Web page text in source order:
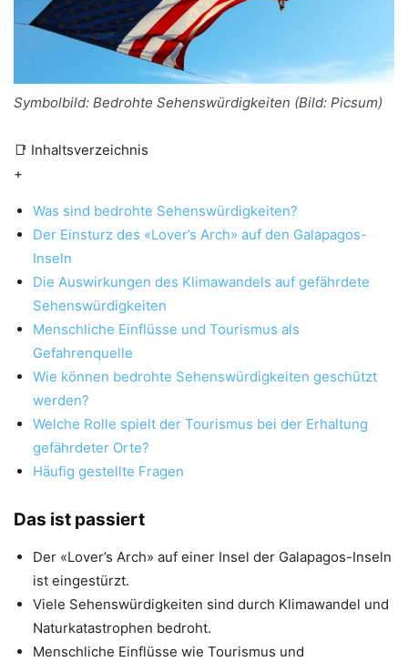
Symbolbild: Bedrohte Sehenswürdigkeiten (Bild: Picsum)
📑 Inhaltsverzeichnis
+
Was sind bedrohte Sehenswürdigkeiten?
Der Einsturz des «Lover’s Arch» auf den Galapagos-
Inseln
Die Auswirkungen des Klimawandels auf gefährdete
Sehenswürdigkeiten
Menschliche Einflüsse und Tourismus als
Gefahrenquelle
Wie können bedrohte Sehenswürdigkeiten geschützt
werden?
Welche Rolle spielt der Tourismus bei der Erhaltung
gefährdeter Orte?
Häufig gestellte Fragen
Das ist passiert
Der «Lover’s Arch» auf einer Insel der Galapagos-Inseln
ist eingestürzt.
Viele Sehenswürdigkeiten sind durch Klimawandel und
Naturkatastrophen bedroht.
Menschliche Einflüsse wie Tourismus und